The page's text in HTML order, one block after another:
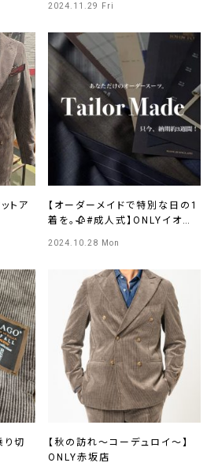
2024.11.29 Fri
トア
【オーダーメイドで特別な日の1
着を。🥀#成人式】ONLYイオン
2024.10.28 Mon
り切
【秋の訪れ～コーデュロイ～】
ONLY赤坂店